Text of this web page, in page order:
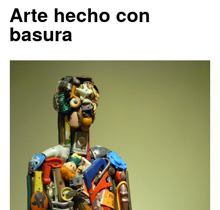
Arte hecho con
basura